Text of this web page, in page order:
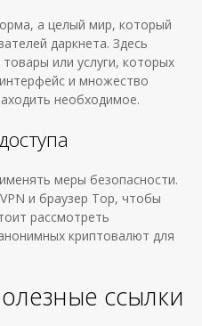
а целый мир, который
даркнета. Здесь
или услуги, которых
и множество
необходимое.
меры безопасности.
и браузер Тор, чтобы
рассмотреть
криптовалют для
ссылки